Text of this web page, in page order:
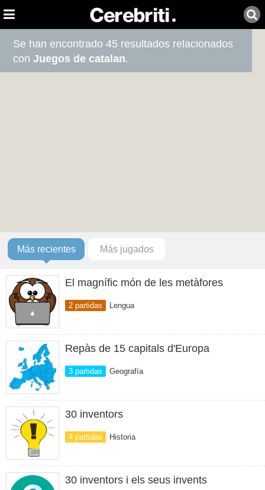
Se han encontrado 45 resultados relacionados
conJuegos de catalan.
Más recientes Más jugados
El magnífic món de les metàfores
2 partidas Lengua
Repàs de 15 capitals d'Europa
3 partidas Geografía
30 inventors
4 partidas Historia
30 inventors i els seus invents